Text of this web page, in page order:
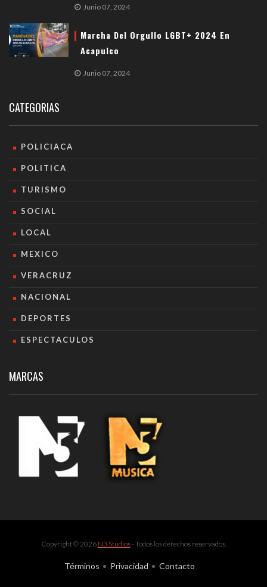
Junio 07, 2024
Marcha Del Orgullo LGBT+ 2024 En
Acapulco
Junio 07, 2024
CATEGORIAS
POLICIACA
POLITICA
TURISMO
SOCIAL
LOCAL
MEXICO
VERACRUZ
NACIONAL
DEPORTES
ESPECTACULOS
MARCAS
Copyright © 2026 N3 Studios- Todos los derechos reservados.
Términos Privacidad Contacto